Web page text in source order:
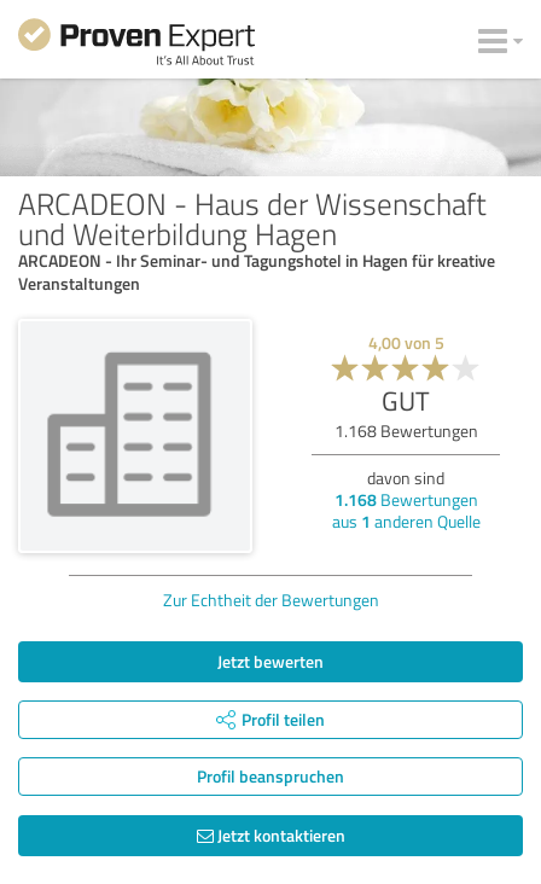
ARCADEON - Haus der Wissenschaft
und Weiterbildung Hagen
ARCADEON - Ihr Seminar- und Tagungshotel in Hagen für kreative
Veranstaltungen
4,00von 5
GUT
1.168Bewertungen
davon sind
1.168Bewertungen
aus 1 anderen Quelle
Zur Echtheit der Bewertungen
Jetzt bewerten
Profil teilen
Profil beanspruchen
Jetzt kontaktieren